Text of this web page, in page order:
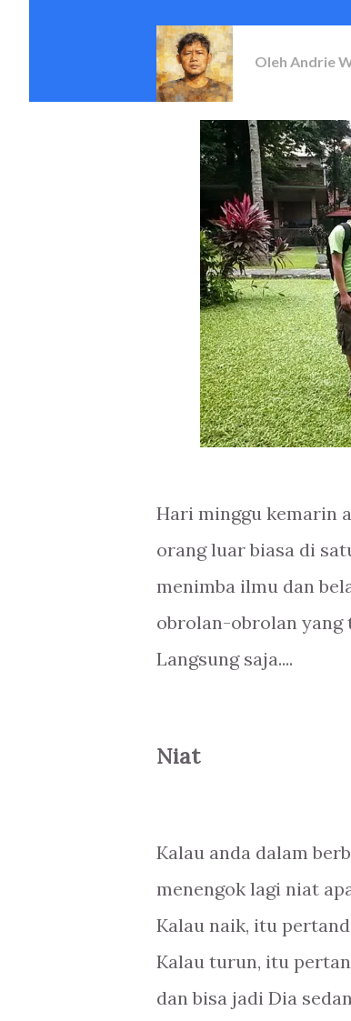
Oleh Andrie
Hari minggu kemarin
orang luar biasa di
menimba ilmu dan
obrolan-obrolan yang
Langsung saja....
Niat
Kalau anda dalam
menengok lagi niat
Kalau naik, itu
Kalau turun, itu
dan bisa jadi Dia